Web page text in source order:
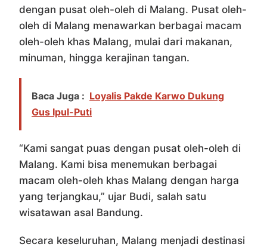
dengan pusat oleh-oleh di Malang. Pusat oleh-
oleh di Malang menawarkan berbagai macam
oleh-oleh khas Malang, mulai dari makanan,
minuman, hingga kerajinan tangan.
Baca Juga : Loyalis Pakde Karwo Dukung
Gus Ipul-Puti
“Kami sangat puas dengan pusat oleh-oleh di
Malang. Kami bisa menemukan berbagai
macam oleh-oleh khas Malang dengan harga
yang terjangkau,” ujar Budi, salah satu
wisatawan asal Bandung.
Secara keseluruhan, Malang menjadi destinasi